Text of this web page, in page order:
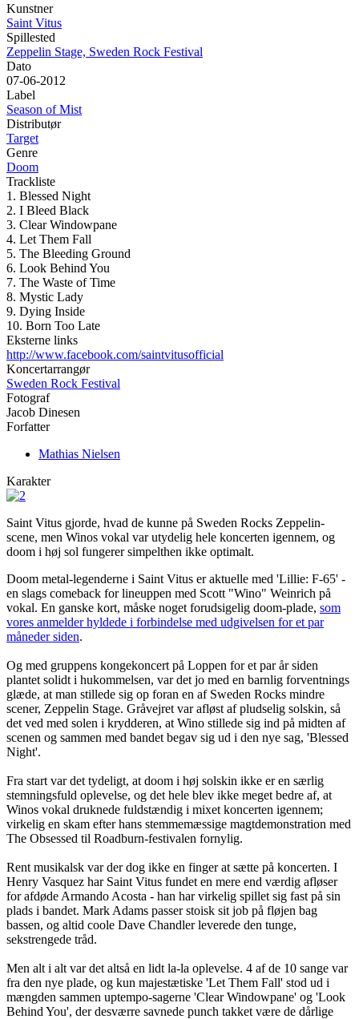
Kunstner
Saint Vitus
Spillested
Zeppelin Stage, Sweden Rock Festival
Dato
07-06-2012
Label
Season of Mist
Distributør
Target
Genre
Doom
Trackliste
1. Blessed Night
2. I Bleed Black
3. Clear Windowpane
4. Let Them Fall
5. The Bleeding Ground
6. Look Behind You
7. The Waste of Time
8. Mystic Lady
9. Dying Inside
10. Born Too Late
Eksterne links
http://www.facebook.com/saintvitusofficial
Koncertarrangør
Sweden Rock Festival
Fotograf
Jacob Dinesen
Forfatter
Mathias Nielsen
Karakter
Saint Vitus gjorde, hvad de kunne på Sweden Rocks Zeppelin-
scene, men Winos vokal var utydelig hele koncerten igennem, og
doom i høj sol fungerer simpelthen ikke optimalt.
Doom metal-legenderne i Saint Vitus er aktuelle med 'Lillie: F-65' -
en slags comeback for lineuppen med Scott "Wino" Weinrich på
vokal. En ganske kort, måske noget forudsigelig doom-plade, som
vores anmelder hyldede i forbindelse med udgivelsen for et par
måneder siden.
Og med gruppens kongekoncert på Loppen for et par år siden
plantet solidt i hukommelsen, var det jo med en barnlig forventnings
glæde, at man stillede sig op foran en af Sweden Rocks mindre
scener, Zeppelin Stage. Gråvejret var afløst af pludselig solskin, så
det ved med solen i krydderen, at Wino stillede sig ind på midten af
scenen og sammen med bandet begav sig ud i den nye sag, 'Blessed
Night'.
Fra start var det tydeligt, at doom i høj solskin ikke er en særlig
stemningsfuld oplevelse, og det hele blev ikke meget bedre af, at
Winos vokal druknede fuldstændig i mixet koncerten igennem;
virkelig en skam efter hans stemmemæssige magtdemonstration med
The Obsessed til Roadburn-festivalen fornylig.
Rent musikalsk var der dog ikke en finger at sætte på koncerten. I
Henry Vasquez har Saint Vitus fundet en mere end værdig afløser
for afdøde Armando Acosta - han har virkelig spillet sig fast på sin
plads i bandet. Mark Adams passer stoisk sit job på fløjen bag
bassen, og altid coole Dave Chandler leverede den tunge,
sekstrengede tråd.
Men alt i alt var det altså en lidt la-la oplevelse. 4 af de 10 sange var
fra den nye plade, og kun majestætiske 'Let Them Fall' stod ud i
mængden sammen uptempo-sagerne 'Clear Windowpane' og 'Look
Behind You', der desværre savnede punch takket være de dårlige